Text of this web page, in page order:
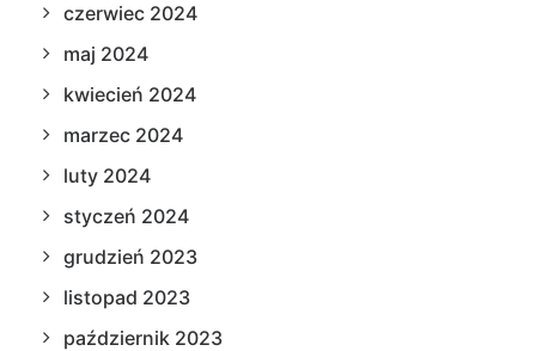
czerwiec 2024
maj 2024
kwiecień 2024
marzec 2024
luty 2024
styczeń 2024
grudzień 2023
listopad 2023
październik 2023